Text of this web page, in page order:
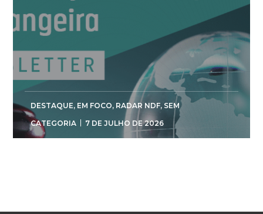
DESTAQUE, EM FOCO, RADAR NDF, SEM
CATEGORIA
7 DE JULHO DE 2026